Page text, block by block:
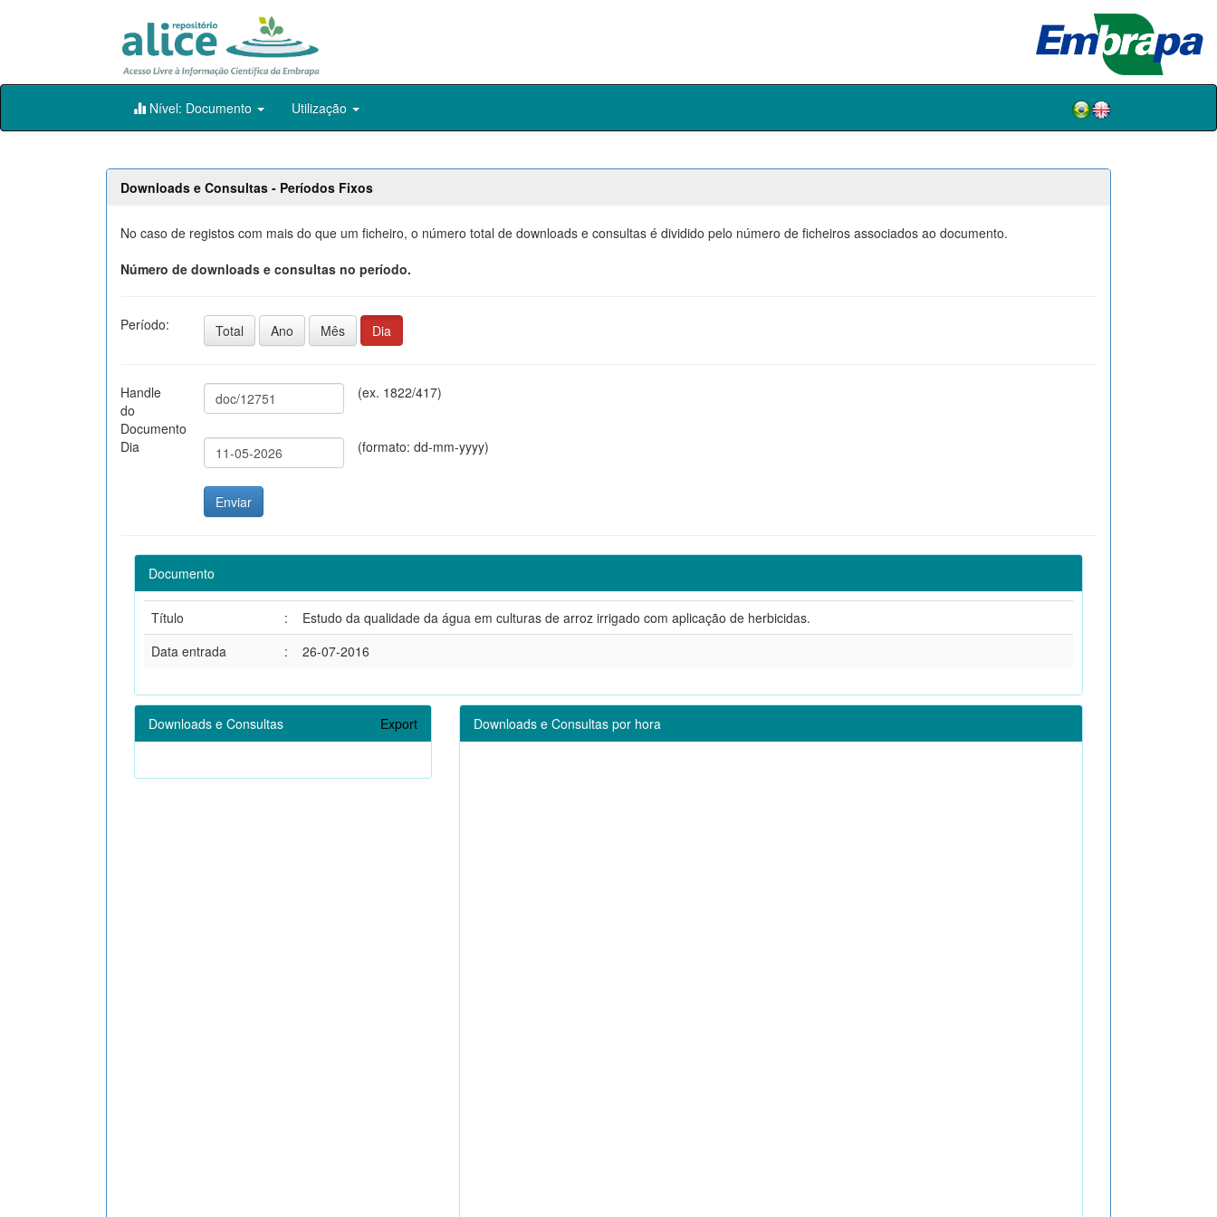
Skip
Nível: Documento Utilização
Downloads e Consultas - Períodos Fixos
No caso de registos com mais do que um ficheiro, o número total de downloads e consultas é dividido pelo número de ficheiros associados ao documento.
Número de downloads e consultas no período.
Período: Total Ano Mês Dia
Handle
do
Documento
(ex. 1822/417)
Dia (formato: dd-mm-yyyy)
Documento
Título :
Estudo da qualidade da água em culturas de arroz irrigado com aplicação de herbicidas.
Data entrada
: 26-07-2016
Downloads e Consultas Export Downloads e Consultas por hora